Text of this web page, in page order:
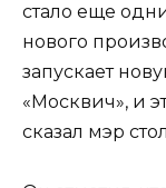
стало еще
нового
запускает
«Москвич», и
сказал мэр